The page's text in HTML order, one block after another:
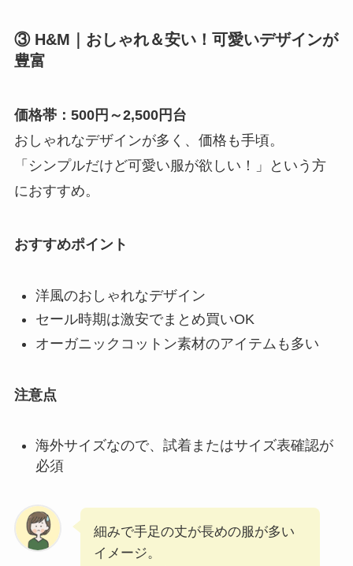
③ H&M｜おしゃれ＆安い！可愛いデザインが
豊富
価格帯：500円～2,500円台
おしゃれなデザインが多く、価格も手頃。
「シンプルだけど可愛い服が欲しい！」という方
におすすめ。
おすすめポイント
洋風のおしゃれなデザイン
セール時期は激安でまとめ買いOK
オーガニックコットン素材のアイテムも多い
注意点
海外サイズなので、試着またはサイズ表確認が
必須
細みで手足の丈が長めの服が多い
イメージ。